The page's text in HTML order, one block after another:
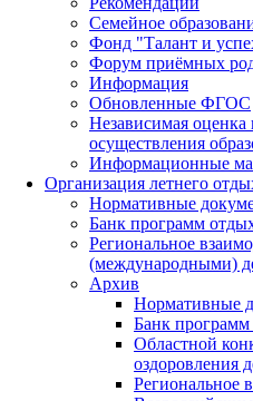
Семейное
Фонд "Талант и
Форум приёмных
Информация
Обновленные ФГОС
Независимая оценка
осуществления
Информационные
Организация летнего
Нормативные
Банк программ
Региональное
(международными)
Архив
Нормативные
Банк программ
Областной
оздоровления
Региональное